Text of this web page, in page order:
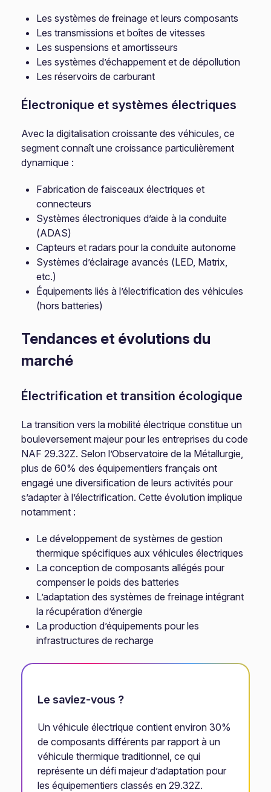
Les systèmes de freinage et leurs composants
Les transmissions et boîtes de vitesses
Les suspensions et amortisseurs
Les systèmes d’échappement et de dépollution
Les réservoirs de carburant
Électronique et systèmes électriques
Avec la digitalisation croissante des véhicules, ce
segment connaît une croissance particulièrement
dynamique :
Fabrication de faisceaux électriques et
connecteurs
Systèmes électroniques d’aide à la conduite
(ADAS)
Capteurs et radars pour la conduite autonome
Systèmes d’éclairage avancés (LED, Matrix,
etc.)
Équipements liés à l’électrification des véhicules
(hors batteries)
Tendances et évolutions du
marché
Électrification et transition écologique
La transition vers la mobilité électrique constitue un
bouleversement majeur pour les entreprises du code
NAF 29.32Z. Selon l’Observatoire de la Métallurgie,
plus de 60% des équipementiers français ont
engagé une diversification de leurs activités pour
s’adapter à l’électrification. Cette évolution implique
notamment :
Le développement de systèmes de gestion
thermique spécifiques aux véhicules électriques
La conception de composants allégés pour
compenser le poids des batteries
L’adaptation des systèmes de freinage intégrant
la récupération d’énergie
La production d’équipements pour les
infrastructures de recharge
Le saviez-vous ?
Un véhicule électrique contient environ 30%
de composants différents par rapport à un
véhicule thermique traditionnel, ce qui
représente un défi majeur d’adaptation pour
les équipementiers classés en 29.32Z.